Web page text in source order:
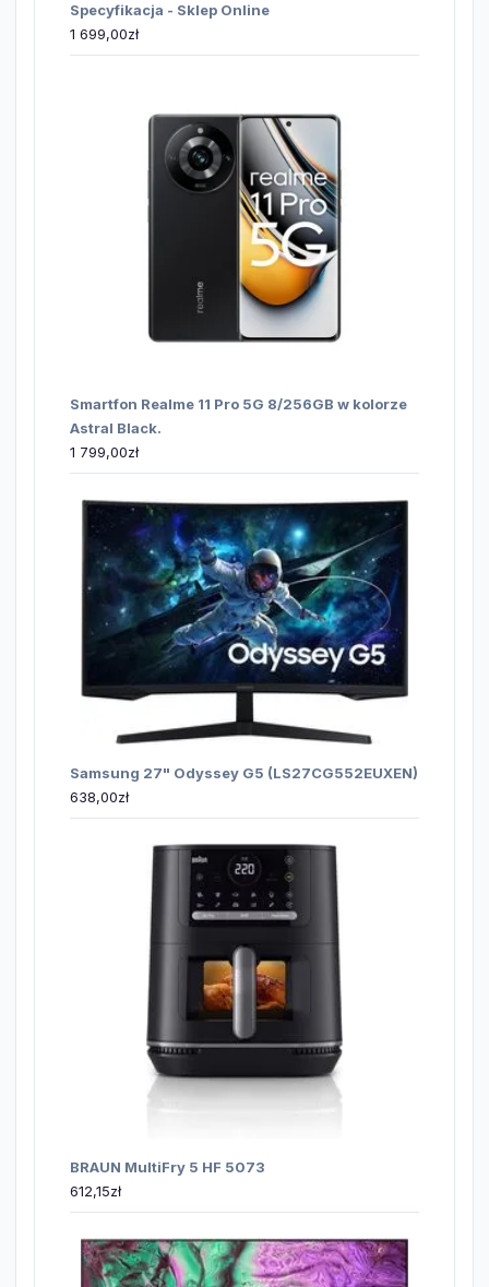
Specyfikacja - Sklep Online
1 699,00zł
Smartfon Realme 11 Pro 5G 8/256GB w kolorze
Astral Black.
1 799,00zł
Samsung 27" Odyssey G5 (LS27CG552EUXEN)
638,00zł
BRAUN MultiFry 5 HF 5073
612,15zł